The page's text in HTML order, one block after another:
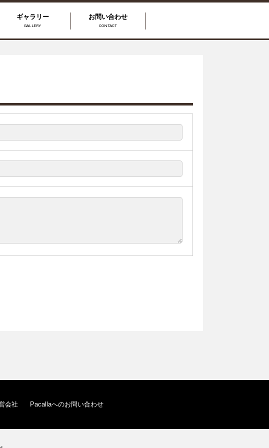
ギャラリー
GALLERY
お問い合わせ
CONTACT
会社 Pacallaへのお問い合わせ